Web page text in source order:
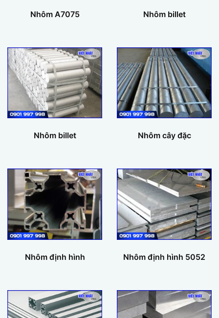
Nhôm A7075 Nhôm billet
Nhôm billet Nhôm cây đặc
Nhôm định hình Nhôm định hình 5052